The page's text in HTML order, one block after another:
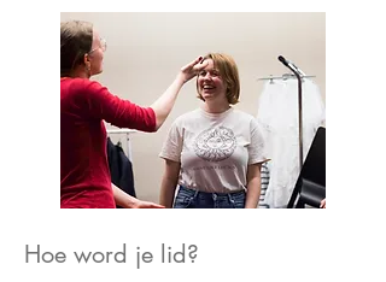
Hoe word je lid?